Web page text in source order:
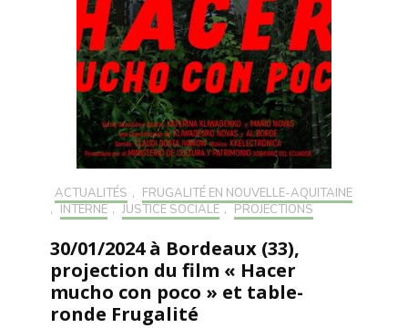
ACTUALITÉS , FRUGALITÉ EN NOUVELLE-AQUITAINE
, INTERNE , JUSTICE SOCIALE , PROJECTIONS
30/01/2024 à Bordeaux (33),
projection du film « Hacer
mucho con poco » et table-
ronde Frugalité